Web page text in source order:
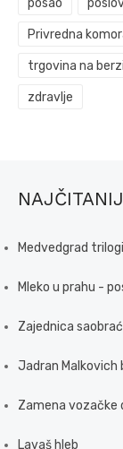
Privredna
trgovina na berzi
zdravlje
Medvedgrad
Mleko u prahu -
Zajednica
Jadran Malkovich
Zamena vozačke
Lavaš hleb